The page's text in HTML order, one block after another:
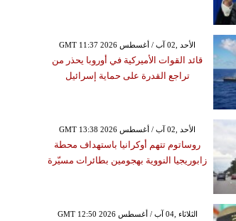
GMT 11:37 2026 الأحد ,02 آب / أغسطس
قائد القوات الأميركية في أوروبا يحذر من
تراجع القدرة على حماية إسرائيل
GMT 13:38 2026 الأحد ,02 آب / أغسطس
روساتوم تتهم أوكرانيا باستهداف محطة
زابوريجيا النووية بهجومين بطائرات مسيّرة
GMT 12:50 2026 الثلاثاء ,04 آب / أغسطس